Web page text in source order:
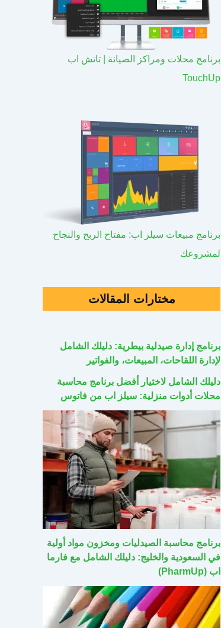
برنامج محلات ومراكز الصيانة | تاتش اب
TouchUp
برنامج مبيعات سيلز اب: مفتاح الربح والنجاح
لمشروعك
مختارات المقالات
برنامج إدارة صيدلية بيطرية: دليلك الشامل
لإدارة اللقاحات، المبيعات، والفواتير
دليلك الشامل لاختيار أفضل برنامج محاسبة
محلات أدوات منزلية: سيلز اب من فاتوس
برنامج محاسبة الصيدليات ومخزون مواد أولية
في السعودية والخليج: دليلك الشامل مع فارما
اب (PharmUp)